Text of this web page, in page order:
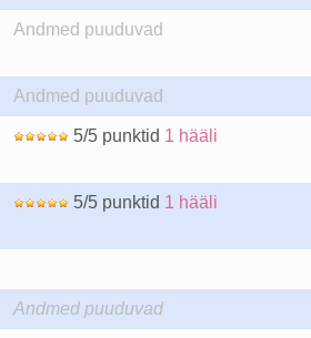
Andmed puuduvad
Andmed puuduvad
5/5 punktid 1 hääli
5/5 punktid 1 hääli
Andmed puuduvad